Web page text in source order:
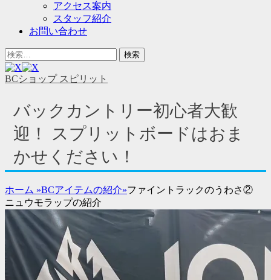
アクセス案内
スタッフ紹介
お問い合わせ
ヘ
ッ
ダ
イ
テ
ン
ツ
を
表
示
検
索
対
BCショップ スピリット
バックカントリー初心者大歓
迎！ スプリットボードはおま
かせください！
ホーム »BCアイテムの紹介»ファイントラックのうわさ②
ニュウモラップの紹介